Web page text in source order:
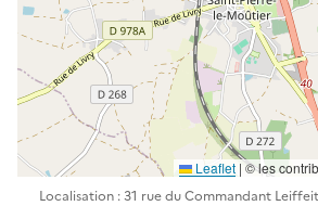
Leaflet | ©️️ les
Localisation : 31 rue du Commandant Leiffeit